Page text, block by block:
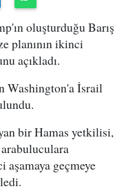
oluşturduğu Barış
planının ikinci
açıkladı.
Washington'a İsrail
bir Hamas yetkilisi,
aşamaya geçmeye